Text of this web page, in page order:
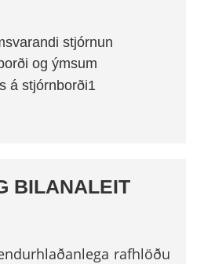
stjórnun
og ýmsum
BILANALEIT
rafhlöðu